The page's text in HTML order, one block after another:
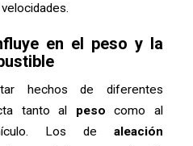
en el peso y la
hechos de diferentes
tanto al peso como al
Los de aleación